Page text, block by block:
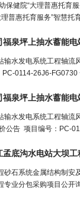
健院“大理普惠托育
普惠托育服务”智慧托
福泉坪上抽水蓄能电
水发电系统工程轴
0114-26J6-FG0730
福泉坪上抽水蓄能电
水发电系统工程轴
公告 项目编号：PC-
孟底沟水电站大坝工程
石系统金属结构制
业分包采购项目公开